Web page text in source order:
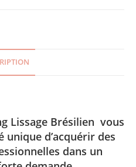
Lissage Brésilien vous
d’acquérir des
dans un